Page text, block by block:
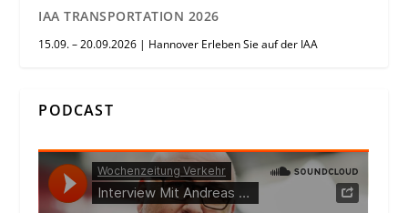
IAA TRANSPORTATION 2026
15.09. – 20.09.2026 | Hannover Erleben Sie auf der IAA
PODCAST